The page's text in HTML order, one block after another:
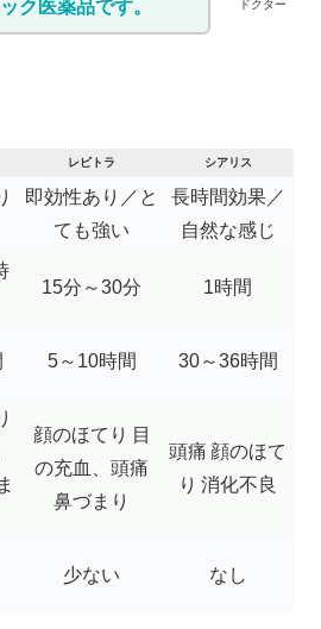
ドクター
ク医薬品です。
レビトラ シアリス
即効性あり／と
ても強い
長時間効果／
自然な感じ
15分～30分 1時間
5～10時間 30～36時間
顔のほてり 目
の充血、頭痛
鼻づまり
頭痛 顔のほて
り 消化不良
少ない なし